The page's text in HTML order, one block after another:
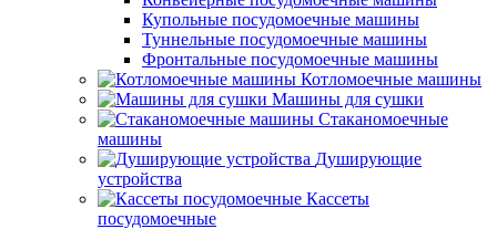
Купольные посудомоечные машины
Туннельные посудомоечные машины
Фронтальные посудомоечные машины
Котломоечные машины
Машины для сушки
Стаканомоечные
машины
Душирующие
устройства
Кассеты
посудомоечные